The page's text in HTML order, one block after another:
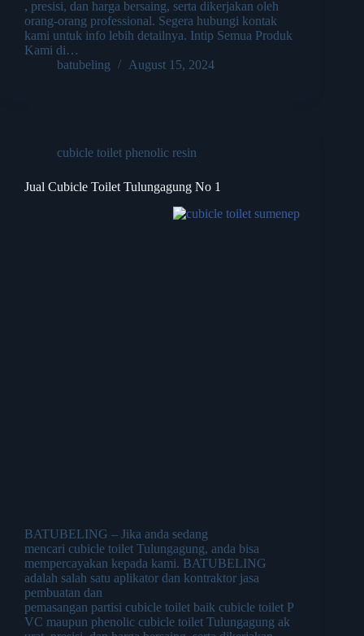
, presisi, dan harga bersaing, serta dikerjakan oleh
orang-orang professional. Segera hubungi kontak
kami untuk info lebih detailnya. Intip Semua Produk
Kami di…
batubeling
August 15, 2024
cubicle toilet phenolic resin
Jual Cubicle Toilet Tulungagung No 1
BATUBELING – Jika anda sedang
mencari cubicle toilet Tulungagung, anda bisa
mempercayakan kepada kami. BATUBELING
adalah salah satu aplikator dan kontraktor jasa
pembuatan dan
pemasangan partisi cubicle toilet baik cubicle toilet P
VC maupun phenolic cubicle toilet Tulungagung ak